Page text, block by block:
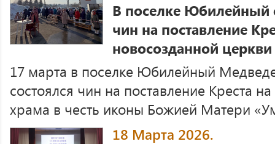
В поселке Юбилейный
чин на поставление
новосозданной церкви
17 марта в поселке Юбилейный
состоялся чин на поставление Креста
храма в честь иконы Божией Матери
18 Марта 2026.